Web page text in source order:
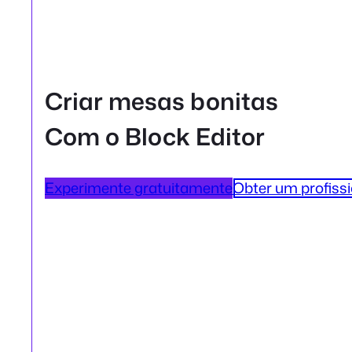
Criar mesas bonitas
Com o Block Editor
Experimente gratuitamenteObter um